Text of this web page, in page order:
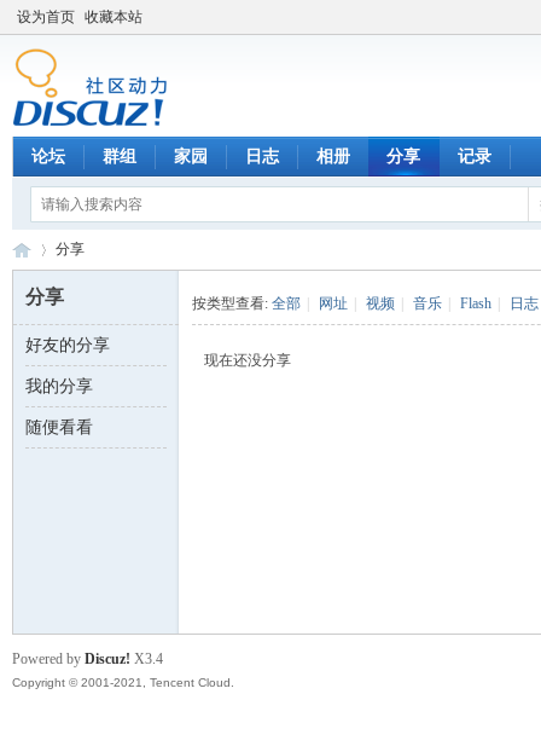
设为首页 收藏本站
论坛 群组 家园 日志 相册 分享 记录
数 ›
分享
分享
好友的分享
我的分享
随便看看
按类型查看: 全部 网址 视频 音乐 Flash 日志
现在还没分享
Powered by Discuz! X3.4
Copyright © 2001-2021, Tencent Cloud.